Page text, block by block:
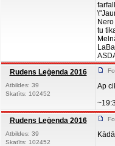
tu
Rudens Leģenda 2016
Atbildes: 39
Skatīts: 102452
Ap
Rudens Leģenda 2016
Atbildes: 39
Skatīts: 102452